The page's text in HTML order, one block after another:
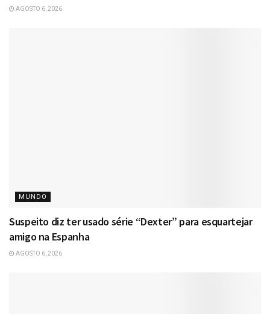
AGOSTO 6, 2026
MUNDO
Suspeito diz ter usado série “Dexter” para esquartejar
amigo na Espanha
AGOSTO 6, 2026